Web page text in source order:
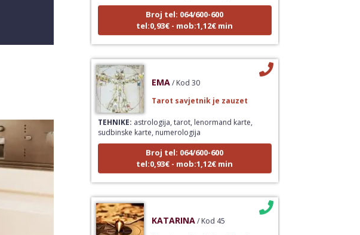
Broj tel: 064/600-600
tel:0,93€ - mob:1,12€ min
TEHNIKE:astrologija, tarot, lenormand karte,
sudbinske karte, numerologija
Broj tel: 064/600-600
tel:0,93€ - mob:1,12€ min